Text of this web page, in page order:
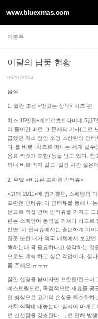
Skip to content
www.bluexmas.com
미분류
이달의 납품 현황
05/11/2004
음식
1. 월간 조선 <맛있는 상식>-치즈 편
치즈 15만원+게뷔르츠트라미네 5만
이 들어간 바로 그 문제의 기사(고로
급했던 치즈 장인 소영 스칸란의 인
다-를 비롯, ‘치즈로 떠나는 세계 일주
음료 짝짓기 포함)’등을 담고 있다.
꺼내 바로 먹지 말고, 일정 시간 실온
2. 루엘 <비요른 프란첸 인터뷰>
<고메 2011>에 참가했던, 스웨덴의
프란첸 인터뷰. 이 인터뷰를 통해 나
문으로 직접 영어 인터뷰를 가지고
편은 스페인어 통역을 거쳐야 하므로
반면, 이 인터뷰에서는 충분하게 이
질문 또한 내가 외국 매체에서 보았
해하는데 꼭 필요하다고 생각하는 것
으로도 계속 하고 싶은 작업이다. 철
좀 주세요 ㅠㅠㅠ
잠깐 설명을 붙이자면 프란첸/린드버
레스토랑으로, 독점적으로 재료를 공
인 방식으로 고기의 손상을 최소화하
거쳐 식탁에 내놓는다. 심지어 바게
로 신선함을 강조한다. 그로 인해 발